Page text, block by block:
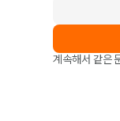
계속해서 같은